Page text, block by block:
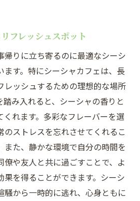
フレッシュスポット
帰りに立ち寄るのに最適なシーシ
ます。特にシーシャカフェは、長
レッシュするための理想的な場所
み入れると、シーシャの香りと
くれます。多彩なフレーバーを選
のストレスを忘れさせてくれるこ
また、静かな環境で自分の時間を
僚や友人と共に過ごすことで、よ
果を得ることができます。シーシ
騒から一時的に逃れ、心身ともに